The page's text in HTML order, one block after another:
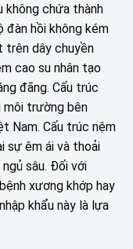
không chứa thành
đàn hồi không kém
trên dây chuyền
cao su nhân tạo
đãng. Cấu trúc
môi trường bên
Nam. Cấu trúc nệm
sự êm ái và thoải
sâu. Đối với
xương khớp hay
khẩu này là lựa